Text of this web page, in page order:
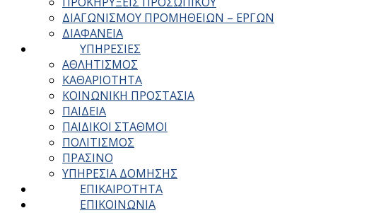
ΔΙΑΓΩΝΙΣΜΟΥ ΠΡΟΜΗΘΕΙΩΝ – ΕΡΓΩΝ
ΔΙΑΦΑΝΕΙΑ
ΥΠΗΡΕΣΙΕΣ
ΑΘΛΗΤΙΣΜΟΣ
ΚΑΘΑΡΙΟΤΗΤΑ
ΚΟΙΝΩΝΙΚΗ ΠΡΟΣΤΑΣΙΑ
ΠΑΙΔΕΙΑ
ΠΑΙΔΙΚΟΙ ΣΤΑΘΜΟΙ
ΠΟΛΙΤΙΣΜΟΣ
ΠΡΑΣΙΝΟ
ΥΠΗΡΕΣΙΑ ΔΟΜΗΣΗΣ
ΕΠΙΚΑΙΡΟΤΗΤΑ
ΕΠΙΚΟΙΝΩΝΙΑ